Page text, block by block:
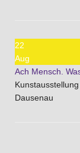
22
Aug
Ach Mensch.
Dausenau